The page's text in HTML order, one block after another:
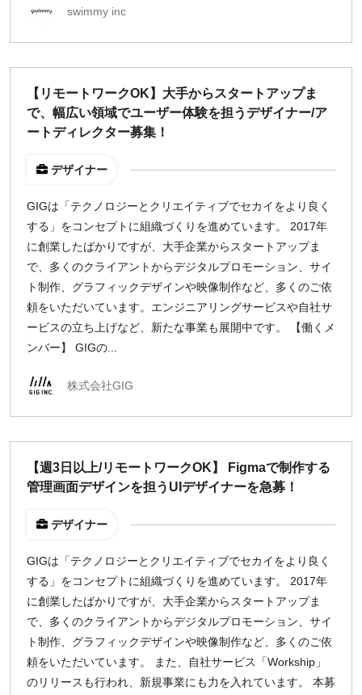
swimmy inc
【リモートワークOK】大手からスタートアップま
で、幅広い領域でユーザー体験を担うデザイナー/ア
ートディレクター募集！
デザイナー
GIGは「テクノロジーとクリエイティブでセカイをより良く
する」をコンセプトに組織づくりを進めています。 2017年
に創業したばかりですが、大手企業からスタートアップま
で、多くのクライアントからデジタルプロモーション、サイ
ト制作、グラフィックデザインや映像制作など、多くのご依
頼をいただいています。エンジニアリングサービスや自社サ
ービスの立ち上げなど、新たな事業も展開中です。 【働くメ
ンバー】 GIGの...
株式会社GIG
【週3日以上/リモートワークOK】 Figmaで制作する
管理画面デザインを担うUIデザイナーを急募！
デザイナー
GIGは「テクノロジーとクリエイティブでセカイをより良く
する」をコンセプトに組織づくりを進めています。 2017年
に創業したばかりですが、大手企業からスタートアップま
で、多くのクライアントからデジタルプロモーション、サイ
ト制作、グラフィックデザインや映像制作など、多くのご依
頼をいただいています。 また、自社サービス「Workship」
のリリースも行われ、新規事業にも力を入れています。 本募